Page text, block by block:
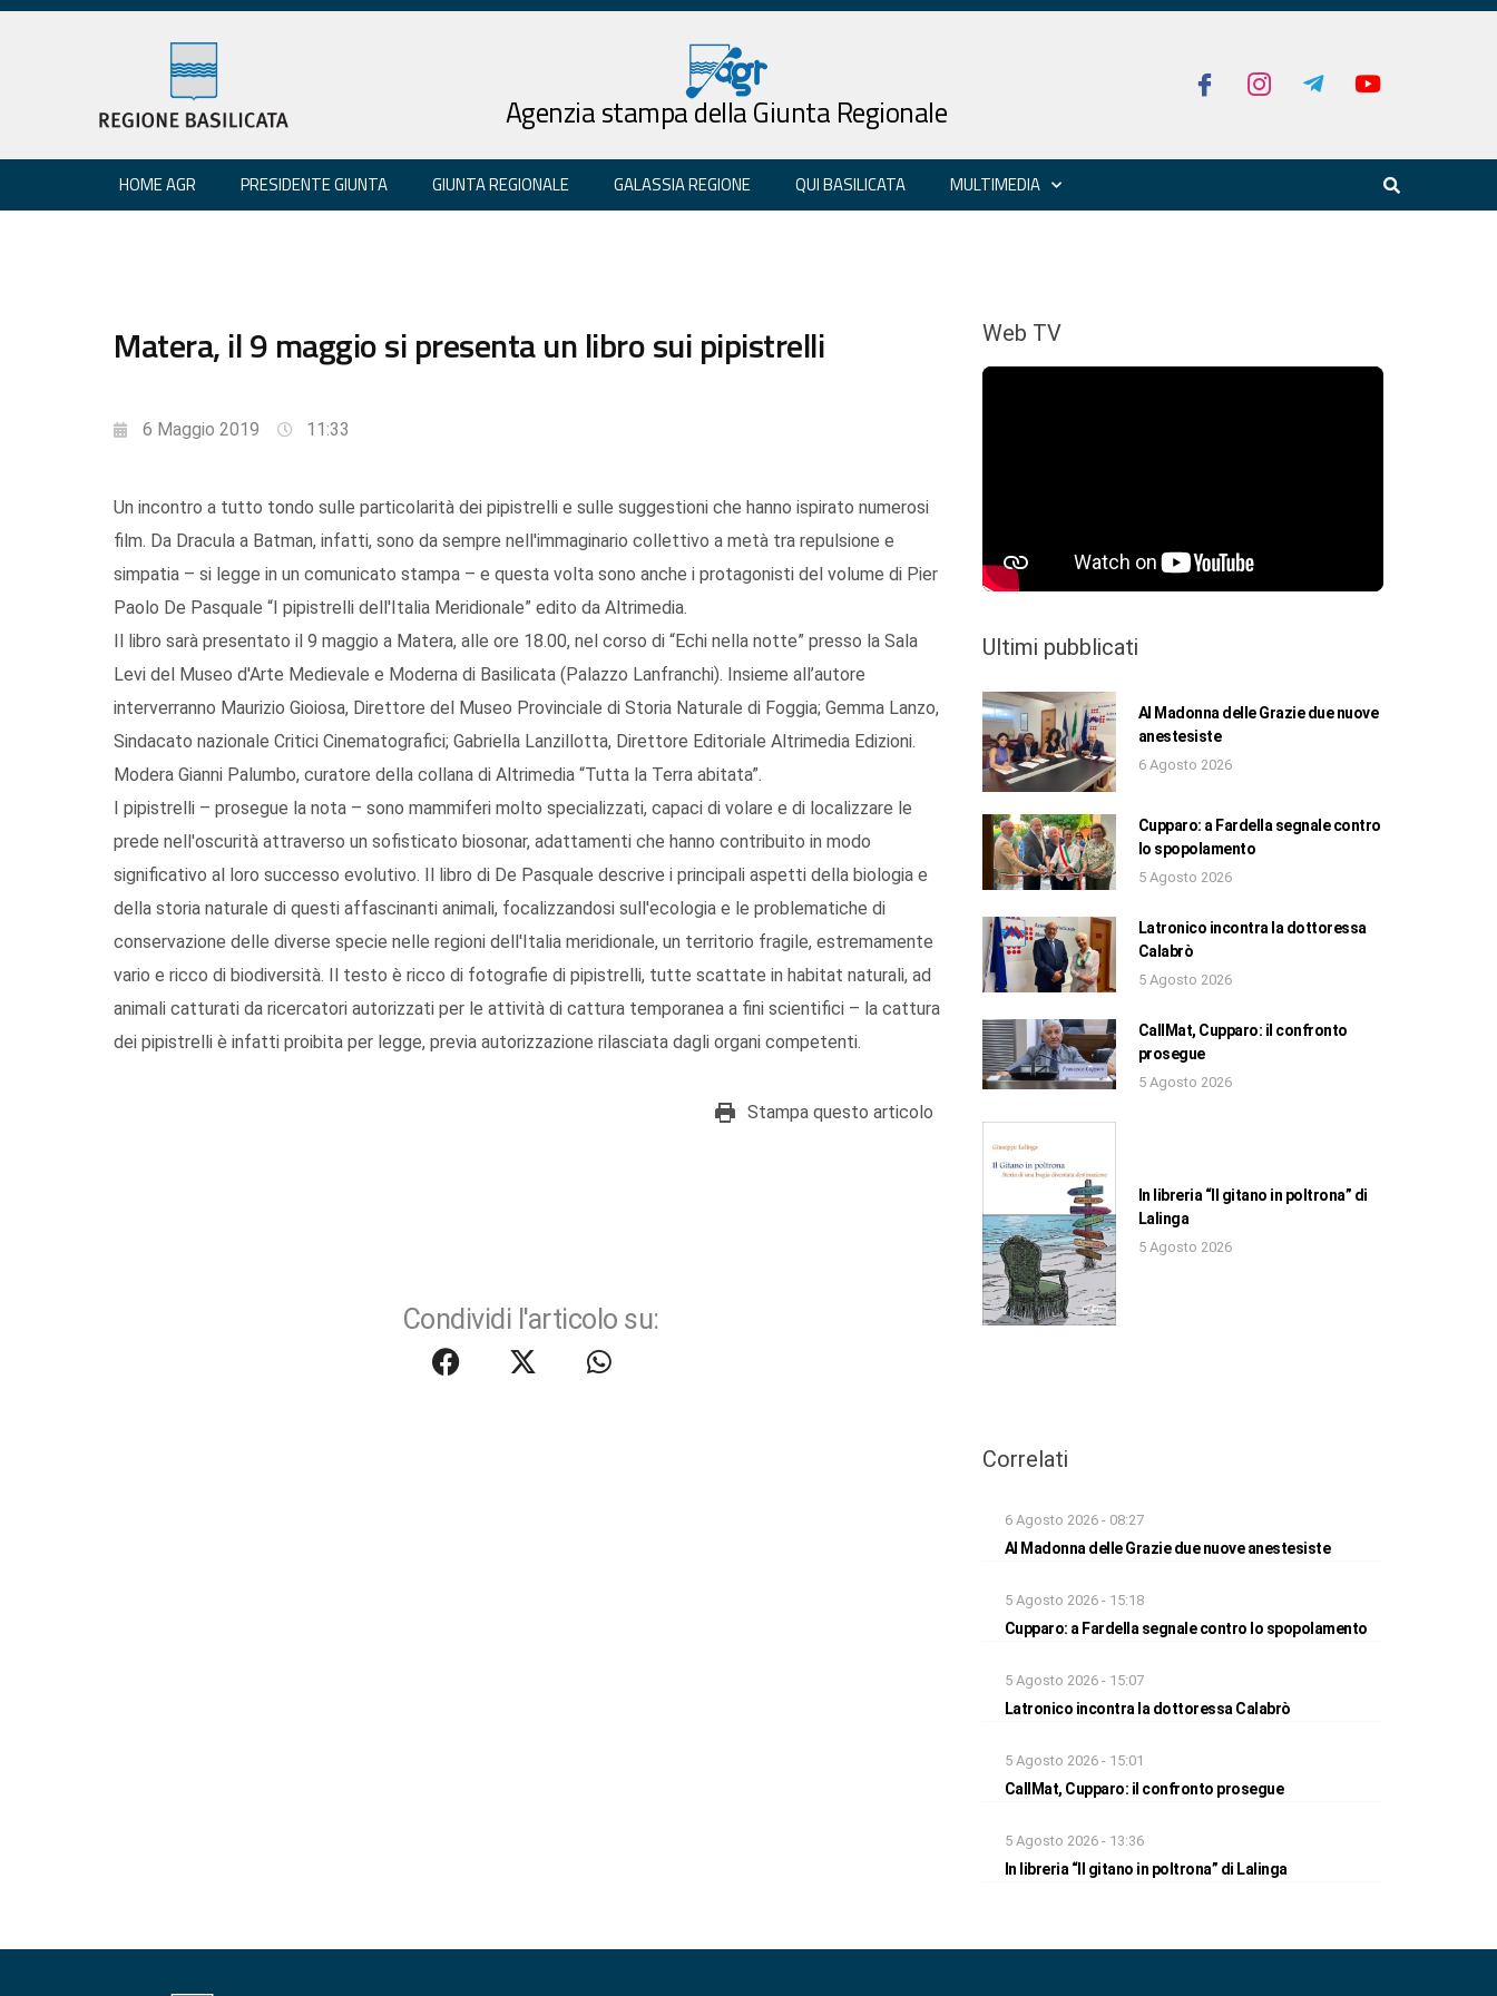
Agenzia stampa della Giunta Regionale
HOME AGR PRESIDENTE GIUNTA GIUNTA REGIONALE GALASSIA REGIONE QUI BASILICATA MULTIMEDIA
Matera, il 9 maggio si presenta un libro sui pipistrelli
6 Maggio 2019 11:33
Un incontro a tutto tondo sulle particolarità dei pipistrelli e sulle suggestioni che hanno ispirato numerosi
film. Da Dracula a Batman, infatti, sono da sempre nell'immaginario collettivo a metà tra repulsione e
simpatia – si legge in un comunicato stampa – e questa volta sono anche i protagonisti del volume di Pier
Paolo De Pasquale “I pipistrelli dell'Italia Meridionale” edito da Altrimedia.
Il libro sarà presentato il 9 maggio a Matera, alle ore 18.00, nel corso di “Echi nella notte” presso la Sala
Levi del Museo d'Arte Medievale e Moderna di Basilicata (Palazzo Lanfranchi). Insieme all’autore
interverranno Maurizio Gioiosa, Direttore del Museo Provinciale di Storia Naturale di Foggia; Gemma Lanzo,
Sindacato nazionale Critici Cinematografici; Gabriella Lanzillotta, Direttore Editoriale Altrimedia Edizioni.
Modera Gianni Palumbo, curatore della collana di Altrimedia “Tutta la Terra abitata”.
I pipistrelli – prosegue la nota – sono mammiferi molto specializzati, capaci di volare e di localizzare le
prede nell'oscurità attraverso un sofisticato biosonar, adattamenti che hanno contribuito in modo
significativo al loro successo evolutivo. Il libro di De Pasquale descrive i principali aspetti della biologia e
della storia naturale di questi affascinanti animali, focalizzandosi sull'ecologia e le problematiche di
conservazione delle diverse specie nelle regioni dell'Italia meridionale, un territorio fragile, estremamente
vario e ricco di biodiversità. Il testo è ricco di fotografie di pipistrelli, tutte scattate in habitat naturali, ad
animali catturati da ricercatori autorizzati per le attività di cattura temporanea a fini scientifici – la cattura
dei pipistrelli è infatti proibita per legge, previa autorizzazione rilasciata dagli organi competenti.
Stampa questo articolo
Condividi l'articolo su:
Web TV
Ultimi pubblicati
Al Madonna delle Grazie due nuove
anestesiste
6 Agosto 2026
Cupparo: a Fardella segnale contro
lo spopolamento
5 Agosto 2026
Latronico incontra la dottoressa
Calabrò
5 Agosto 2026
CallMat, Cupparo: il confronto
prosegue
5 Agosto 2026
In libreria “Il gitano in poltrona” di
Lalinga
5 Agosto 2026
Correlati
6 Agosto 2026 - 08:27
Al Madonna delle Grazie due nuove anestesiste
5 Agosto 2026 - 15:18
Cupparo: a Fardella segnale contro lo spopolamento
5 Agosto 2026 - 15:07
Latronico incontra la dottoressa Calabrò
5 Agosto 2026 - 15:01
CallMat, Cupparo: il confronto prosegue
5 Agosto 2026 - 13:36
In libreria “Il gitano in poltrona” di Lalinga